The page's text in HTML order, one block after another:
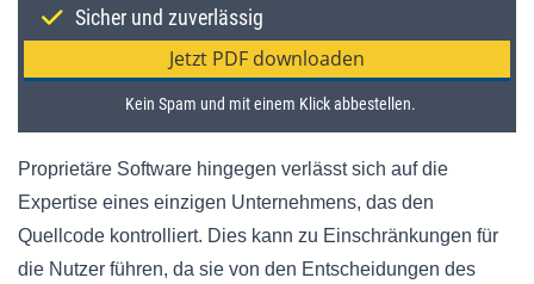
Proprietäre Software hingegen verlässt sich auf die
Expertise eines einzigen Unternehmens, das den
Quellcode kontrolliert. Dies kann zu Einschränkungen für
die Nutzer führen, da sie von den Entscheidungen des